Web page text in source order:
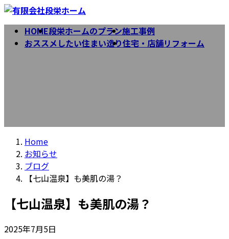
コ
ン
ナ
ビ
HOME段栄ホームのプラン施工事例
おススメしたい住まい造り住宅・店舗リフォーム
Home
お知らせ
ブログ
【七山温泉】も美肌の湯？
【七山温泉】も美肌の湯？
2025年7月5日